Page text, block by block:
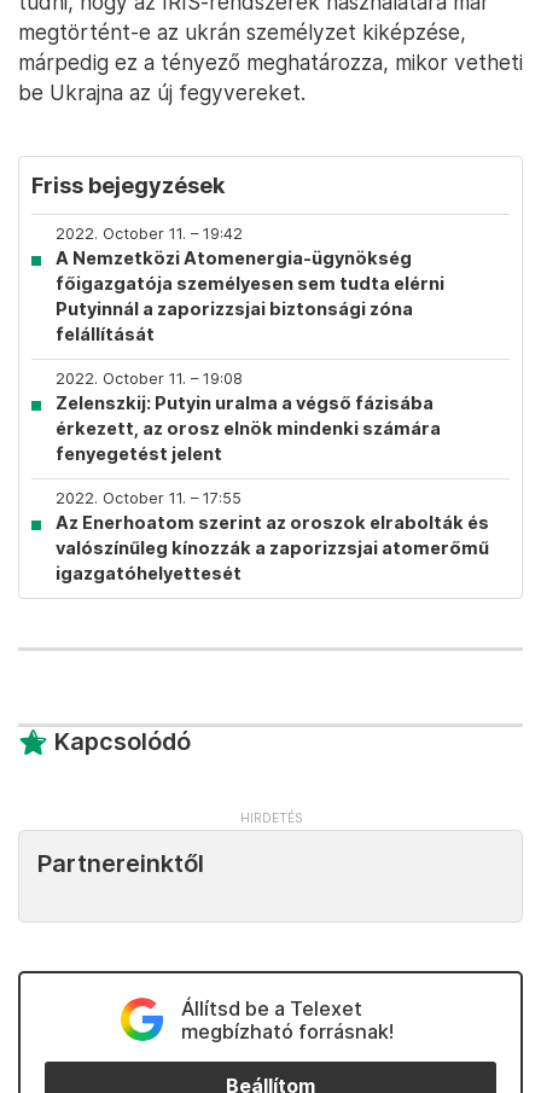
megtörtént-e az ukrán személyzet kiképzése,
márpedig ez a tényező meghatározza, mikor vetheti
be Ukrajna az új fegyvereket.
Friss bejegyzések
2022. October 11. – 19:42
A Nemzetközi Atomenergia-ügynökség
főigazgatója személyesen sem tudta elérni
Putyinnál a zaporizzsjai biztonsági zóna
felállítását
2022. October 11. – 19:08
Zelenszkij: Putyin uralma a végső fázisába
érkezett, az orosz elnök mindenki számára
fenyegetést jelent
2022. October 11. – 17:55
Az Enerhoatom szerint az oroszok elrabolták és
valószínűleg kínozzák a zaporizzsjai atomerőmű
igazgatóhelyettesét
Kapcsolódó
Partnereinktől
Állítsd be a Telexet
megbízható forrásnak!
Beállítom